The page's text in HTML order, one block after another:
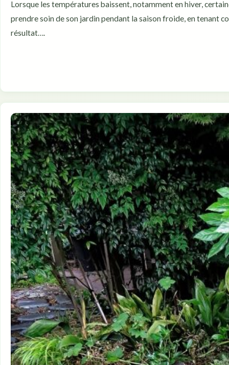
Lorsque les températures baissent, notamment en hiver,
prendre soin de son jardin pendant la saison froide, en tenant
résultat….